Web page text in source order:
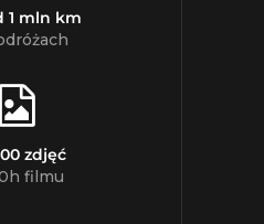
1 mln km
zdjęć
filmu